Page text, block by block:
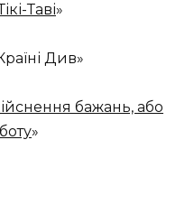
Таві»
Див»
бажань, або
»